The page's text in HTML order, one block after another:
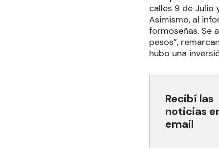
calles 9 de Julio
Asimismo, al
formoseñas. Se
pesos”,
hubo una
Recibí las
noticias
email